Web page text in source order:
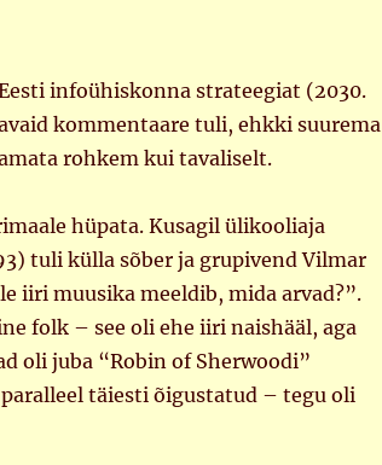
infoühiskonna strateegiat (2030.
kommentaare tuli, ehkki suurema
rohkem kui tavaliselt.
hüpata. Kusagil ülikooliaja
tuli külla sõber ja grupivend Vilmar
iiri muusika meeldib, mida arvad?”.
folk – see oli ehe iiri naishääl, aga
oli juba “Robin of Sherwoodi”
täiesti õigustatud – tegu oli